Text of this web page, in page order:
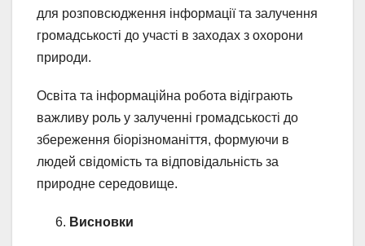
для розповсюдження інформації та залучення
громадськості до участі в заходах з охорони
природи.
Освіта та інформаційна робота відіграють
важливу роль у залученні громадськості до
збереження біорізноманіття, формуючи в
людей свідомість та відповідальність за
природне середовище.
Висновки